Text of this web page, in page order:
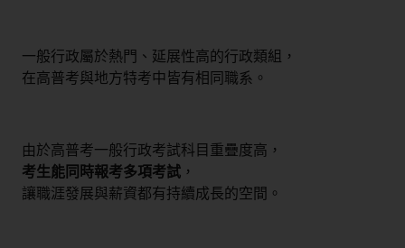
一般行政屬於熱門、延展性高的行政類組，
在高普考與地方特考中皆有相同職系。
由於高普考一般行政考試科目重疊度高，
考生能同時報考多項考試 ，
讓職涯發展與薪資都有持續成長的空間。